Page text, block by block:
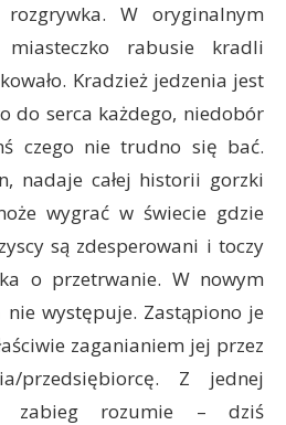
W oryginalnym
miasteczko rabusie kradli
Kradzież jedzenia jest
do serca każdego, niedobór
czego nie trudno się bać.
nadaje całej historii gorzki
wygrać w świecie gdzie
są zdesperowani i toczy
o przetrwanie. W nowym
występuje. Zastąpiono je
zaganianiem jej przez
przedsiębiorcę. Z jednej
zabieg rozumie – dziś